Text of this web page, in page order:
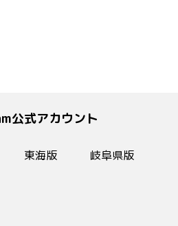
公式アカウント
東海版 岐阜県版